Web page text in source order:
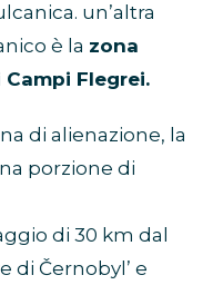
un’altra
è la zona
Campi Flegrei.
di alienazione, la
porzione di
di 30 km dal
di Černobyl’ e